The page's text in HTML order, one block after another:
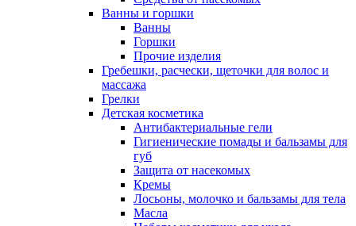
Ванны и горшки
Ванны
Горшки
Прочие изделия
Гребешки, расчески, щеточки для волос и
массажа
Грелки
Детская косметика
Антибактериальные гели
Гигиенические помады и бальзамы для
губ
Защита от насекомых
Кремы
Лосьоны, молочко и бальзамы для тела
Масла